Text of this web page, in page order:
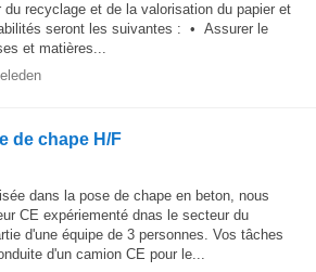
recyclage et de la valorisation du papier et
seront les suivantes : • Assurer le
et matières...
de chape H/F
dans la pose de chape en beton, nous
CE expériementé dnas le secteur du
d'une équipe de 3 personnes. Vos tâches
d'un camion CE pour le...